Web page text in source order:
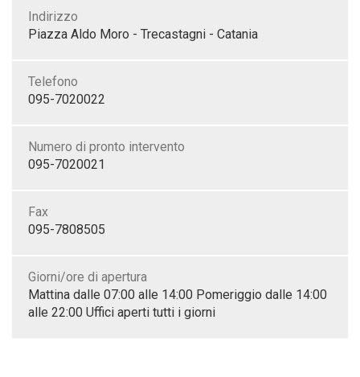
Indirizzo
Piazza Aldo Moro - Trecastagni - Catania
Telefono
095-7020022
Numero di pronto intervento
095-7020021
Fax
095-7808505
Giorni/ore di apertura
Mattina dalle 07:00 alle 14:00 Pomeriggio dalle 14:00
alle 22:00 Uffici aperti tutti i giorni